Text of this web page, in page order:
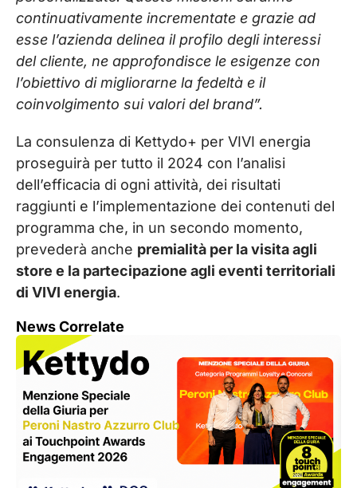
continuativamente incrementate e grazie ad
esse l’azienda delinea il profilo degli interessi
del cliente, ne approfondisce le esigenze con
l’obiettivo di migliorarne la fedeltà e il
coinvolgimento sui valori del brand”.
La consulenza di Kettydo+ per VIVI energia
proseguirà per tutto il 2024 con l’analisi
dell’efficacia di ogni attività, dei risultati
raggiunti e l’implementazione dei contenuti del
programma che, in un secondo momento,
prevederà anche premialità per la visita agli
store e la partecipazione agli eventi territoriali
di VIVI energia.
News Correlate